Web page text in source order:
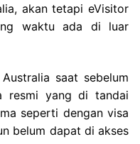
akan tetapi eVisitor
waktu ada di luar
saat sebelum
resmi yang di tandai
seperti dengan visa
belum dapat di akses